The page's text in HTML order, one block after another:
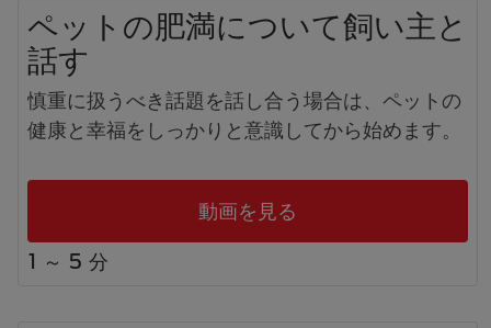
ペットの肥満について飼い主と
話す
慎重に扱うべき話題を話し合う場合は、ペットの
健康と幸福をしっかりと意識してから始めます。
動画を見る
1 ～ 5 分